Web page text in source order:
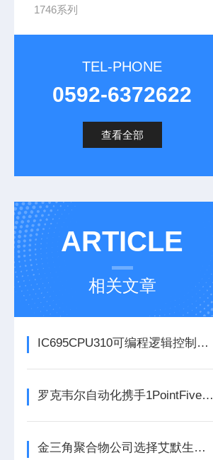
1746系列
TEL-PHONE
0592-6372622
查看全部
ARTICLE
相关文章
IC695CPU310可编程逻辑控制器在各行业中具体应用分享
罗克韦尔自动化携手1PointFive 签署直接空气捕获碳去除信用协议
金三角聚合物公司选择艾默生为其新建工厂提供设备数字自动化技术以及软件